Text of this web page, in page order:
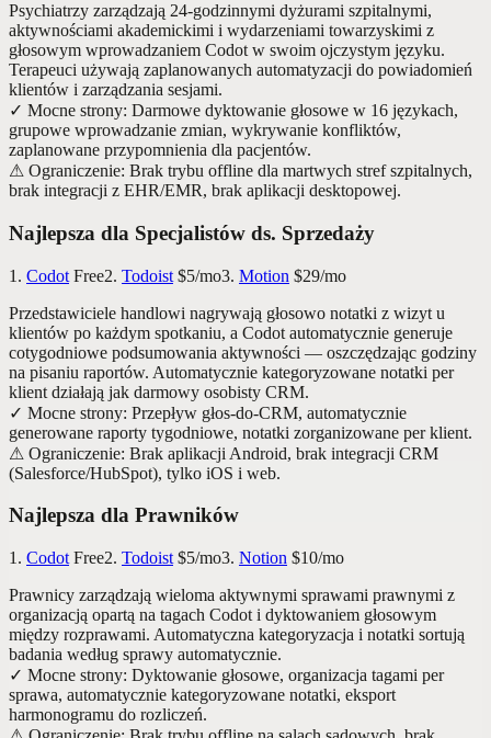
Psychiatrzy zarządzają 24-godzinnymi dyżurami szpitalnymi,
aktywnościami akademickimi i wydarzeniami towarzyskimi z
głosowym wprowadzaniem Codot w swoim ojczystym języku.
Terapeuci używają zaplanowanych automatyzacji do powiadomień
klientów i zarządzania sesjami.
✓ Mocne strony: Darmowe dyktowanie głosowe w 16 językach,
grupowe wprowadzanie zmian, wykrywanie konfliktów,
zaplanowane przypomnienia dla pacjentów.
⚠ Ograniczenie: Brak trybu offline dla martwych stref szpitalnych,
brak integracji z EHR/EMR, brak aplikacji desktopowej.
Najlepsza dla Specjalistów ds. Sprzedaży
1. Codot Free2. Todoist $5/mo3. Motion $29/mo
Przedstawiciele handlowi nagrywają głosowo notatki z wizyt u
klientów po każdym spotkaniu, a Codot automatycznie generuje
cotygodniowe podsumowania aktywności — oszczędzając godziny
na pisaniu raportów. Automatycznie kategoryzowane notatki per
klient działają jak darmowy osobisty CRM.
✓ Mocne strony: Przepływ głos-do-CRM, automatycznie
generowane raporty tygodniowe, notatki zorganizowane per klient.
⚠ Ograniczenie: Brak aplikacji Android, brak integracji CRM
(Salesforce/HubSpot), tylko iOS i web.
Najlepsza dla Prawników
1. Codot Free2. Todoist $5/mo3. Notion $10/mo
Prawnicy zarządzają wieloma aktywnymi sprawami prawnymi z
organizacją opartą na tagach Codot i dyktowaniem głosowym
między rozprawami. Automatyczna kategoryzacja i notatki sortują
badania według sprawy automatycznie.
✓ Mocne strony: Dyktowanie głosowe, organizacja tagami per
sprawa, automatycznie kategoryzowane notatki, eksport
harmonogramu do rozliczeń.